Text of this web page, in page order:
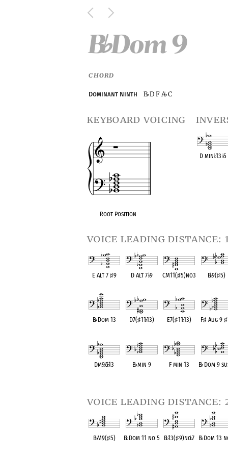
B♭Dom 9
CHORD
Dominant Ninth B♭D F A♭C
keyboard voicing
Root Position
D min♭13♭5
voice leading distance:
E Alt 7 ♯9 D Alt 7♭9 CM11(♯5)no3 B♭9(♯5)
B♭Dom 13 D7(♯11♭13) E7(♯11♭13) F♯ Aug 9♯
Dm9♭5♭13 B♭min 9 F min 13 B♭Dom 9
voice leading distance:
B♭M9(♯5) B♭Dom 11 no 5 B♭13(♯9)no♭7 B♭Dom 13